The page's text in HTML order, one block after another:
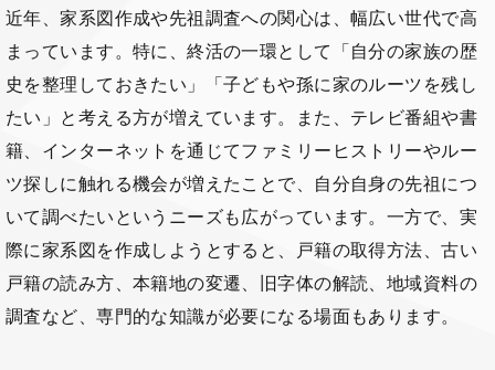
近年、家系図作成や先祖調査への関心は、幅広い世代で高
まっています。特に、終活の一環として「自分の家族の歴
史を整理しておきたい」「子どもや孫に家のルーツを残し
たい」と考える方が増えています。また、テレビ番組や書
籍、インターネットを通じてファミリーヒストリーやルー
ツ探しに触れる機会が増えたことで、自分自身の先祖につ
いて調べたいというニーズも広がっています。一方で、実
際に家系図を作成しようとすると、戸籍の取得方法、古い
戸籍の読み方、本籍地の変遷、旧字体の解読、地域資料の
調査など、専門的な知識が必要になる場面もあります。